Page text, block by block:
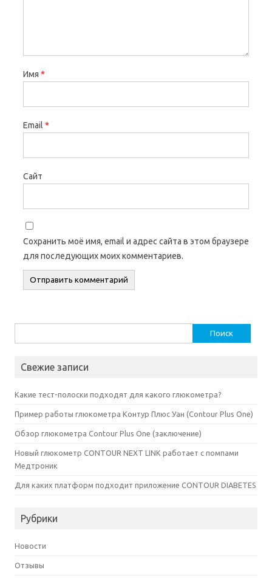
Имя *
Email *
Сайт
Сохранить моё имя, email и адрес сайта в этом браузере
для последующих моих комментариев.
Свежие записи
Какие тест-полоски подходят для какого глюкометра?
Пример работы глюкометра Контур Плюс Уан (Contour Plus One)
Обзор глюкометра Contour Plus One (заключение)
Новый глюкометр CONTOUR NEXT LINK работает с помпами
Медтроник
Для каких платформ подходит приложение CONTOUR DIABETES
Рубрики
Новости
Отзывы